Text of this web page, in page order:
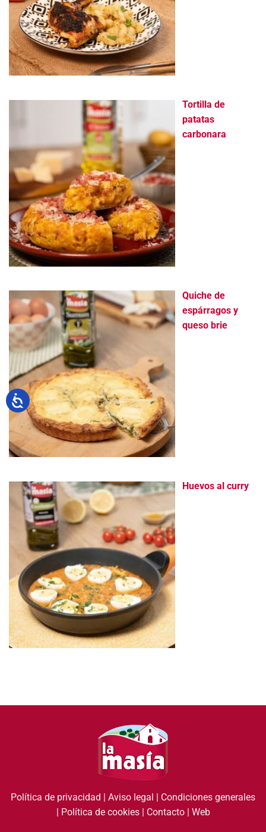
Tortilla de
patatas
carbonara
Quiche de
espárragos y
queso brie
Huevos al curry
Política de privacidad | Aviso legal | Condiciones generales
| Política de cookies| Contacto| Web